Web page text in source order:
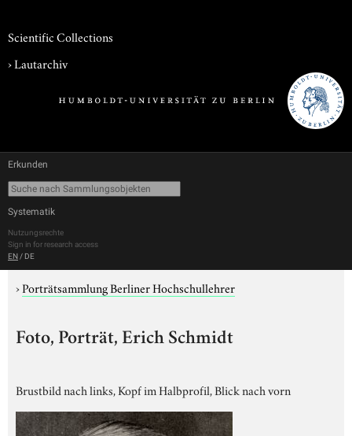
Scientific Collections
›Lautarchiv
Erkunden
Systematik
Nutzungsrechte
Sign in for research access
EN / DE
›Porträtsammlung Berliner Hochschullehrer
Foto, Porträt, Erich Schmidt
Brustbild nach links, Kopf im Halbprofil, Blick nach vorn